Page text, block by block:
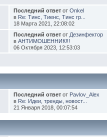
Последний ответот Onkel
в Re: Тинс, Тиенс, Тинс гр...
18 Марта 2021, 22:08:02
Последний ответот Дезинфектор
в АНТИМОШЕННИК!!!
06 Октября 2023, 12:53:03
Последний ответот Pavlov_Alex
в Re: Идеи, тренды, новост...
21 Января 2018, 00:07:54